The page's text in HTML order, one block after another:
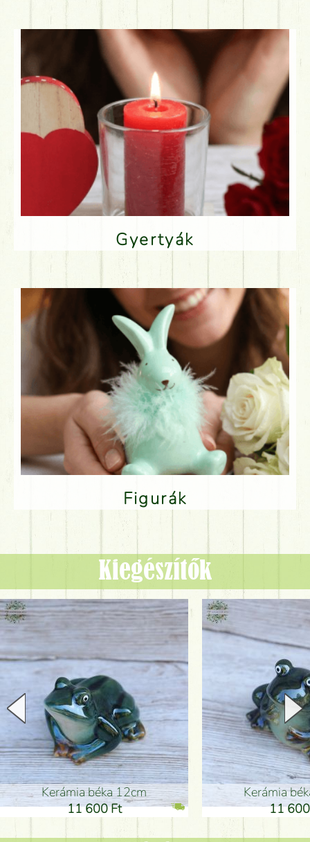
Gyertyák
Figurák
Kiegészítők
Kerámia béka 12cm
11 600 Ft
Kerámia
11